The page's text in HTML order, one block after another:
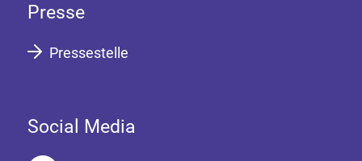
Presse
Pressestelle
Social Media